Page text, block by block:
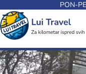
PON-